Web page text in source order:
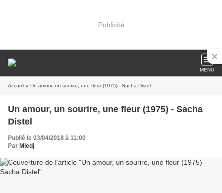
Publicité
MENU
Accueil » Un amour, un sourire, une fleur (1975) - Sacha Distel
Un amour, un sourire, une fleur (1975) - Sacha
Distel
Publié le 03/04/2018 à 11:00
Par Miedj